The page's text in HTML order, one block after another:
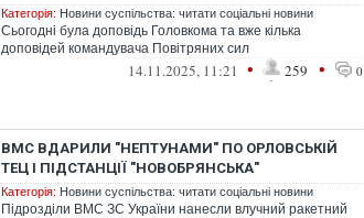
Категорія: Новини суспільства: читати соціальні новини
Сьогодні була доповідь Головкома та вже кілька
доповідей командувача Повітряних сил
14.11.2025, 11:21 • 259 • 0
ВМС ВДАРИЛИ "НЕПТУНАМИ" ПО ОРЛОВСЬКІЙ
ТЕЦ І ПІДСТАНЦІЇ "НОВОБРЯНСЬКА"
Категорія: Новини суспільства: читати соціальні новини
Підрозділи ВМС ЗС України нанесли влучний ракетний